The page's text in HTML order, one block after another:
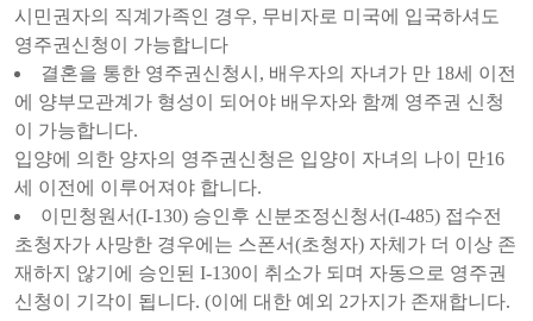
시민권자의 직계가족인 경우, 무비자로 미국에 입국하셔도
영주권신청이 가능합니다
결혼을 통한 영주권신청시, 배우자의 자녀가 만 18세 이전
에 양부모관계가 형성이 되어야 배우자와 함꼐 영주권 신청
이 가능합니다.
입양에 의한 양자의 영주권신청은 입양이 자녀의 나이 만16
세 이전에 이루어져야 합니다.
이민청원서(I-130) 승인후 신분조정신청서(I-485) 접수전
초청자가 사망한 경우에는 스폰서(초청자) 자체가 더 이상 존
재하지 않기에 승인된 I-130이 취소가 되며 자동으로 영주권
신청이 기각이 됩니다. (이에 대한 예외 2가지가 존재합니다.